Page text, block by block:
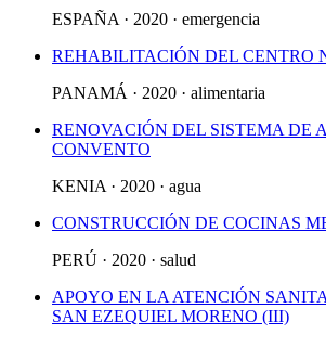
ESPAÑA · 2020 · emergencia
REHABILITACIÓN DEL CENTRO
PANAMÁ · 2020 · alimentaria
RENOVACIÓN DEL SISTEMA DE
CONVENTO
KENIA · 2020 · agua
CONSTRUCCIÓN DE COCINAS
PERÚ · 2020 · salud
APOYO EN LA ATENCIÓN
SAN EZEQUIEL MORENO (III)